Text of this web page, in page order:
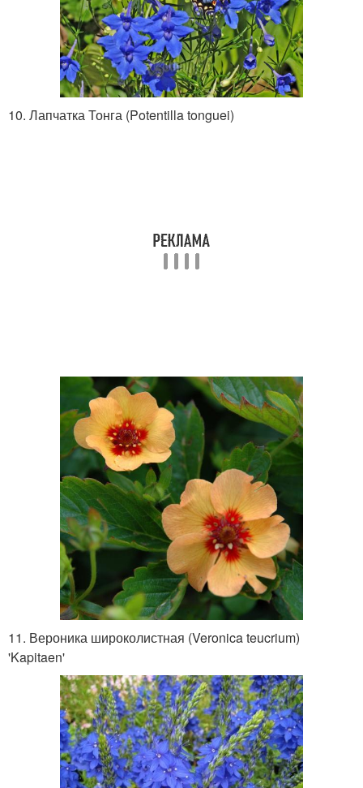
10. Лапчатка Тонга (Potentilla tonguei)
11. Вероника широколистная (Veronica teucrium)
'Kapitaen'